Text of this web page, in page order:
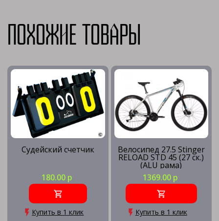
Похожие товары
Судейский счетчик
180.00 р
Купить в 1 клик
Велосипед 27.5 Stinger
RELOAD STD 45 (27 ск.)
(ALU рама)
СЕРЕБРИСТЫЙ (рама
18) SL45
1369.00 р
Купить в 1 клик